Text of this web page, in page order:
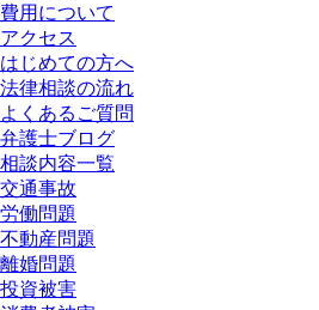
費用について
アクセス
はじめての方へ
法律相談の流れ
よくあるご質問
弁護士ブログ
相談内容一覧
交通事故
労働問題
不動産問題
離婚問題
投資被害